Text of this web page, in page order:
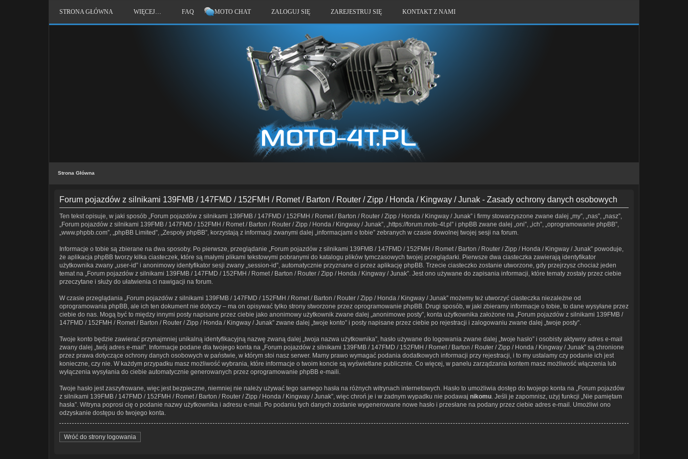
STRONA GŁÓWNA WIĘCEJ… FAQ MOTO CHAT ZALOGUJ SIĘ ZAREJESTRUJ SIĘ KONTAKT Z NAMI
Strona Główna
Forum pojazdów z silnikami 139FMB / 147FMD / 152FMH / Romet / Barton / Router / Zipp / Honda / Kingway / Junak - Zasady ochrony danych osobowych
Ten tekst opisuje, w jaki sposób „Forum pojazdów z silnikami 139FMB / 147FMD / 152FMH / Romet / Barton / Router / Zipp / Honda / Kingway / Junak” i firmy stowarzyszone zwane dalej „my”, „nas”, „nasz”,
„Forum pojazdów z silnikami 139FMB / 147FMD / 152FMH / Romet / Barton / Router / Zipp / Honda / Kingway / Junak”, „https://forum.moto-4t.pl” i phpBB zwane dalej „oni”, „ich”, „oprogramowanie phpBB”,
„www.phpbb.com”, „phpBB Limited”, „Zespoły phpBB”, korzystają z informacji zwanymi dalej „informacjami o tobie” zebranych w czasie dowolnej twojej sesji na forum.
Informacje o tobie są zbierane na dwa sposoby. Po pierwsze, przeglądanie „Forum pojazdów z silnikami 139FMB / 147FMD / 152FMH / Romet / Barton / Router / Zipp / Honda / Kingway / Junak” powoduje,
że aplikacja phpBB tworzy kilka ciasteczek, które są małymi plikami tekstowymi pobranymi do katalogu plików tymczasowych twojej przeglądarki. Pierwsze dwa ciasteczka zawierają identyfikator
użytkownika zwany „user-id” i anonimowy identyfikator sesji zwany „session-id”, automatycznie przyznane ci przez aplikację phpBB. Trzecie ciasteczko zostanie utworzone, gdy przejrzysz chociaż jeden
temat na „Forum pojazdów z silnikami 139FMB / 147FMD / 152FMH / Romet / Barton / Router / Zipp / Honda / Kingway / Junak”. Jest ono używane do zapisania informacji, które tematy zostały przez ciebie
przeczytane i służy do ułatwienia ci nawigacji na forum.
W czasie przeglądania „Forum pojazdów z silnikami 139FMB / 147FMD / 152FMH / Romet / Barton / Router / Zipp / Honda / Kingway / Junak” możemy też utworzyć ciasteczka niezależne od
oprogramowania phpBB, ale ich ten dokument nie dotyczy – ma on opisywać tylko strony stworzone przez oprogramowanie phpBB. Drugi sposób, w jaki zbieramy informacje o tobie, to dane wysyłane przez
ciebie do nas. Mogą być to między innymi posty napisane przez ciebie jako anonimowy użytkownik zwane dalej „anonimowe posty”, konta użytkownika założone na „Forum pojazdów z silnikami 139FMB /
147FMD / 152FMH / Romet / Barton / Router / Zipp / Honda / Kingway / Junak” zwane dalej „twoje konto” i posty napisane przez ciebie po rejestracji i zalogowaniu zwane dalej „twoje posty”.
Twoje konto będzie zawierać przynajmniej unikalną identyfikacyjną nazwę zwaną dalej „twoja nazwa użytkownika”, hasło używane do logowania zwane dalej „twoje hasło” i osobisty aktywny adres e-mail
zwany dalej „twój adres e-mail”. Informacje podane dla twojego konta na „Forum pojazdów z silnikami 139FMB / 147FMD / 152FMH / Romet / Barton / Router / Zipp / Honda / Kingway / Junak” są chronione
przez prawa dotyczące ochrony danych osobowych w państwie, w którym stoi nasz serwer. Mamy prawo wymagać podania dodatkowych informacji przy rejestracji, i to my ustalamy czy podanie ich jest
konieczne, czy nie. W każdym przypadku masz możliwość wybrania, które informacje o twoim koncie są wyświetlane publicznie. Co więcej, w panelu zarządzania kontem masz możliwość włączenia lub
wyłączenia wysyłania do ciebie automatycznie generowanych przez oprogramowanie phpBB e-maili.
Twoje hasło jest zaszyfrowane, więc jest bezpieczne, niemniej nie należy używać tego samego hasła na różnych witrynach internetowych. Hasło to umożliwia dostęp do twojego konta na „Forum pojazdów
z silnikami 139FMB / 147FMD / 152FMH / Romet / Barton / Router / Zipp / Honda / Kingway / Junak”, więc chroń je i w żadnym wypadku nie podawaj nikomu. Jeśli je zapomnisz, użyj funkcji „Nie pamiętam
hasła”. Witryna poprosi cię o podanie nazwy użytkownika i adresu e-mail. Po podaniu tych danych zostanie wygenerowane nowe hasło i przesłane na podany przez ciebie adres e-mail. Umożliwi ono
odzyskanie dostępu do twojego konta.
Wróć do strony logowania